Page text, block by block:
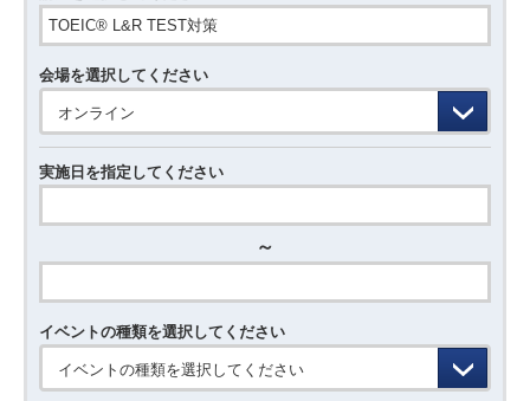
会場を選択してください
オンライン
実施日を指定してください
～
イベントの種類を選択してください
イベントの種類を選択してください